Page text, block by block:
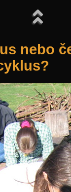
nebo